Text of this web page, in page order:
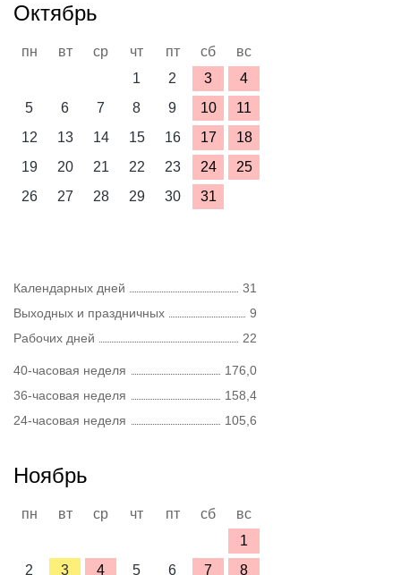
Октябрь
пн вт ср чт пт сб
вс
1
2 3
4
5
6 7 8 9 10
11
12
13 14 15 16 17
18
19
20 21 22 23 24
25
26
27 28 29 30 31
Календарных дней
31
Выходных и праздничных
9
Рабочих дней
22
40-часовая неделя
176,0
36-часовая неделя
158,4
24-часовая неделя
105,6
Ноябрь
пн вт ср чт пт сб
вс
1
2
3 4 5 6 7 8